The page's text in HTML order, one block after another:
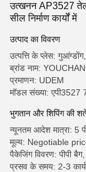
उत्खनन AP3527
सील निर्माण कार्यों में
उत्पाद का विवरण
उत्पत्ति के प्लेस:
ब्रांड नाम:
प्रमाणन: UDEM
मॉडल संख्या: एपी3527
भुगतान और शिपिंग की
न्यूनतम आदेश मात्रा: 5
मूल्य: Negotiable
पैकेजिंग विवरण: पीपी
प्रसव के समय: 2-3